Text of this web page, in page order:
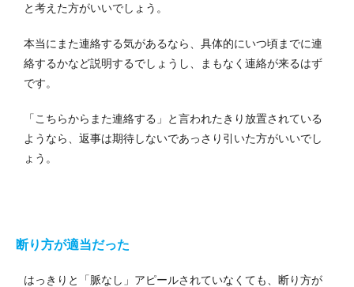
と考えた方がいいでしょう。
本当にまた連絡する気があるなら、具体的にいつ頃までに連
絡するかなど説明するでしょうし、まもなく連絡が来るはず
です。
「こちらからまた連絡する」と言われたきり放置されている
ようなら、返事は期待しないであっさり引いた方がいいでし
ょう。
断り方が適当だった
はっきりと「脈なし」アピールされていなくても、断り方が